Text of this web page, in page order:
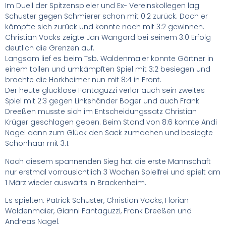
Im Duell der Spitzenspieler und Ex- Vereinskollegen lag
Schuster gegen Schmierer schon mit 0:2 zurück. Doch er
kämpfte sich zurück und konnte noch mit 3:2 gewinnen.
Christian Vocks zeigte Jan Wangard bei seinem 3:0 Erfolg
deutlich die Grenzen auf.
Langsam lief es beim Tsb. Waldenmaier konnte Gärtner in
einem tollen und umkämpften Spiel mit 3:2 besiegen und
brachte die Horkheimer nun mit 8:4 in Front.
Der heute glücklose Fantaguzzi verlor auch sein zweites
Spiel mit 2:3 gegen Linkshänder Boger und auch Frank
Dreeßen musste sich im Entscheidungssatz Christian
Krüger geschlagen geben. Beim Stand von 8:6 konnte Andi
Nagel dann zum Glück den Sack zumachen und besiegte
Schönhaar mit 3:1.
Nach diesem spannenden Sieg hat die erste Mannschaft
nur erstmal vorrausichtlich 3 Wochen Spielfrei und spielt am
1 März wieder auswärts in Brackenheim.
Es spielten: Patrick Schuster, Christian Vocks, Florian
Waldenmaier, Gianni Fantaguzzi, Frank Dreeßen und
Andreas Nagel.